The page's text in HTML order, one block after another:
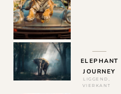
ELEPHANT
JOURNEY
LIGGEND ,
VIERKANT